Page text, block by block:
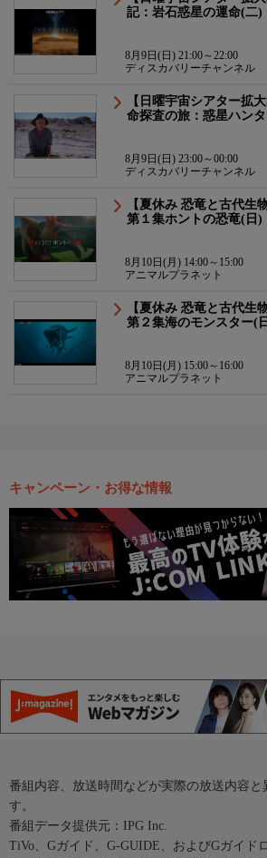
記：岩石惑星の運命(二)
8月9日(日) 21:00～22:00
ディスカバリーチャンネル
【日曜宇宙シアター拡
命探査の旅：惑星ハン
8月9日(日) 23:00～00:00
ディスカバリーチャンネル
【夏休み 恐竜と古代生
第１集ホントの恐竜(日)
8月10日(月) 14:00～15:00
アニマルプラネット
【夏休み 恐竜と古代生
第２集海のモンスター(
8月10日(月) 15:00～16:00
アニマルプラネット
キャンペーン・お得な情報
番組内容、放送時間などが実際の放送内容と
す。
番組データ提供元：IPG Inc.
TiVo、Gガイド、G-GUIDE、およびGガイド